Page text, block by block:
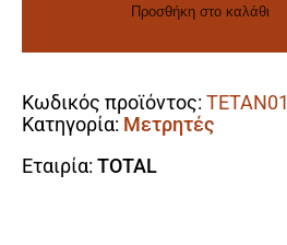
Προσθήκη στο καλάθι
Κωδικός προϊόντος: TETAN01
Κατηγορία: Μετρητές
Εταιρία: TOTAL